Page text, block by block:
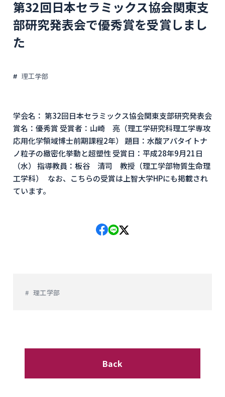
第32回日本セラミックス協会関東支
部研究発表会で優秀賞を受賞しまし
た
理工学部
学会名： 第32回日本セラミックス協会関東支部研究発表会
賞名：優秀賞 受賞者：山崎 亮（理工学研究科理工学専攻
応用化学領域博士前期課程2年） 題目：水酸アパタイトナ
ノ粒子の緻密化挙動と超塑性 受賞日：平成28年9月21日
（水） 指導教員：板谷 清司 教授（理工学部物質生命理
工学科） なお、こちらの受賞は上智大学HPにも掲載され
ています。
理工学部
Back